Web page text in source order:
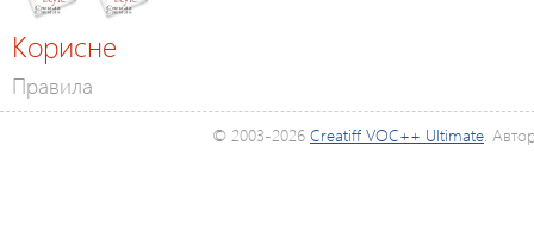
Корисне
Правила
© 2003-2026 Creatiff VOC++ Ultimate.